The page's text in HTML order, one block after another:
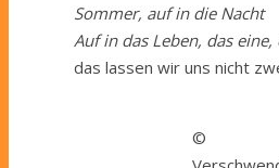
Sommer, auf in die Nacht
Auf in das Leben, das eine,
das lassen wir uns nicht
©